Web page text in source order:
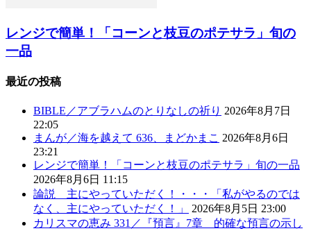
レンジで簡単！「コーンと枝豆のポテサラ」旬の
一品
最近の投稿
BIBLE／アブラハムのとりなしの祈り 2026年8月7日
22:05
まんが／海を越えて 636、まどかまこ 2026年8月6日
23:21
レンジで簡単！「コーンと枝豆のポテサラ」旬の一品
2026年8月6日 11:15
論説 主にやっていただく！・・・「私がやるのでは
なく、主にやっていただく！」
2026年8月5日 23:00
カリスマの恵み 331／『預言』7章 的確な預言の示し